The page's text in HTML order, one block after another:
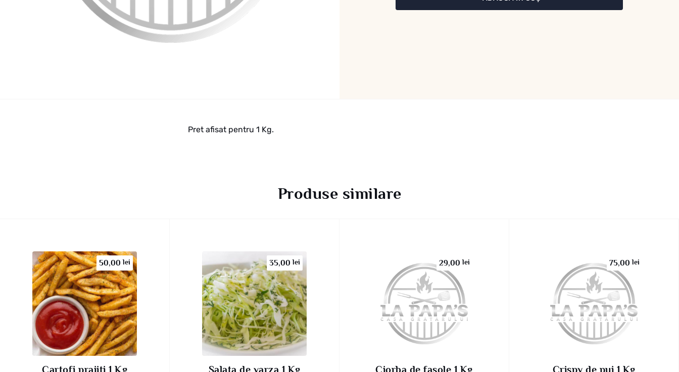
Pret afisat pentru 1 Kg.
Produse similare
50,00lei
Cartofi prajiti 1 Kg
35,00lei
Salata de varza 1 Kg
29,00lei
Ciorba de fasole 1 Kg
75,00lei
Crispy de pui 1 Kg